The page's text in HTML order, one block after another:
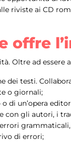
riviste ai CD
offre
Oltre ad
dei testi.
o giornali;
un’opera
con gli autori, i
di errori;